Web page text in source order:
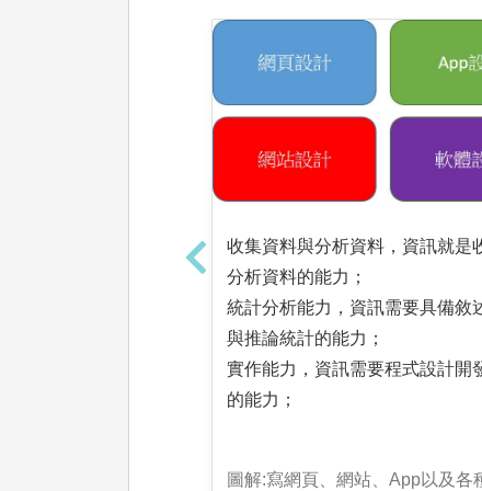
收集資料與分析資料，資訊就是
分析資料的能力；
統計分析能力，資訊需要具備敘
與推論統計的能力；
實作能力，資訊需要程式設計開
的能力；
圖解:寫網頁、網站、App以及各